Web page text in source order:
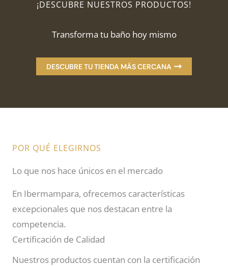
¡DESCUBRE NUESTROS PRODUCTOS!
Transforma tu baño hoy mismo
DESCUBRE TU TIENDA MÁS CERCANA
POR QUÉ ELEGIRNOS
Lo que nos hace únicos en el mercado
En Ibermampara, ofrecemos características
excepcionales que nos destacan entre la
competencia.
Certificación de Calidad
Nuestros productos cuentan con la certificación